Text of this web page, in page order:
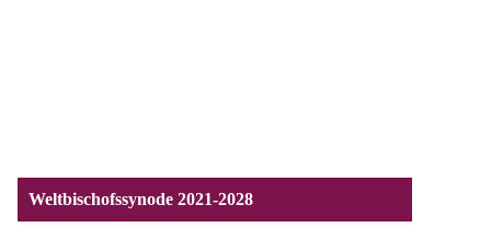
Weltbischofssynode 2021-2028